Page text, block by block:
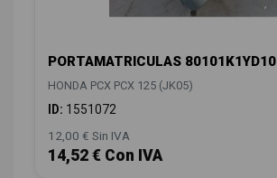
PORTAMATRICULAS 80101K1YD10
HONDA PCX PCX 125 (JK05)
ID: 1551072
12,00 € Sin IVA
14,52 € Con IVA